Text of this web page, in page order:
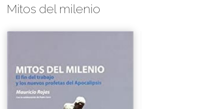
Mitos del milenio